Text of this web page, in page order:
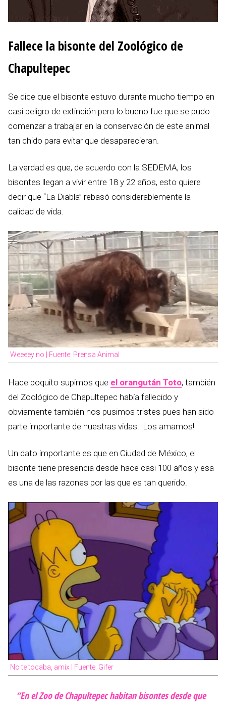
Fallece la bisonte del Zoológico de
Chapultepec
Se dice que el bisonte estuvo durante mucho tiempo en
casi peligro de extinción pero lo bueno fue que se pudo
comenzar a trabajar en la conservación de este animal
tan chido para evitar que desaparecieran.
La verdad es que, de acuerdo con la SEDEMA, los
bisontes llegan a vivir entre 18 y 22 años, esto quiere
decir que “La Diabla” rebasó considerablemente la
calidad de vida.
Weeeey no | Fuente: Prensa Animal
Hace poquito supimos que el orangután Toto, también
del Zoológico de Chapultepec había fallecido y
obviamente también nos pusimos tristes pues han sido
parte importante de nuestras vidas. ¡Los amamos!
Un dato importante es que en Ciudad de México, el
bisonte tiene presencia desde hace casi 100 años y esa
es una de las razones por las que es tan querido.
No te tocaba, amix | Fuente: Gifer
“En el Zoo de Chapultepec habitan bisontes desde que